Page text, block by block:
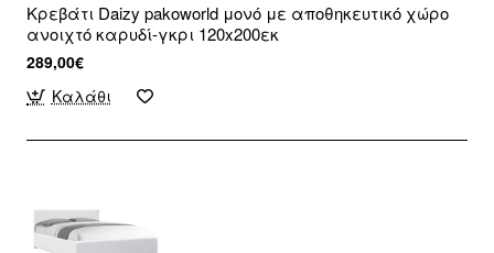
Κρεβάτι Daizy pakoworld μονό με αποθηκευτικό χώρο
ανοιχτό καρυδί-γκρι 120x200εκ
289,00€
Καλάθι